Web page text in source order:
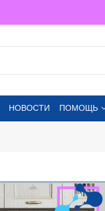
НОВОСТИ ПОМОЩЬ